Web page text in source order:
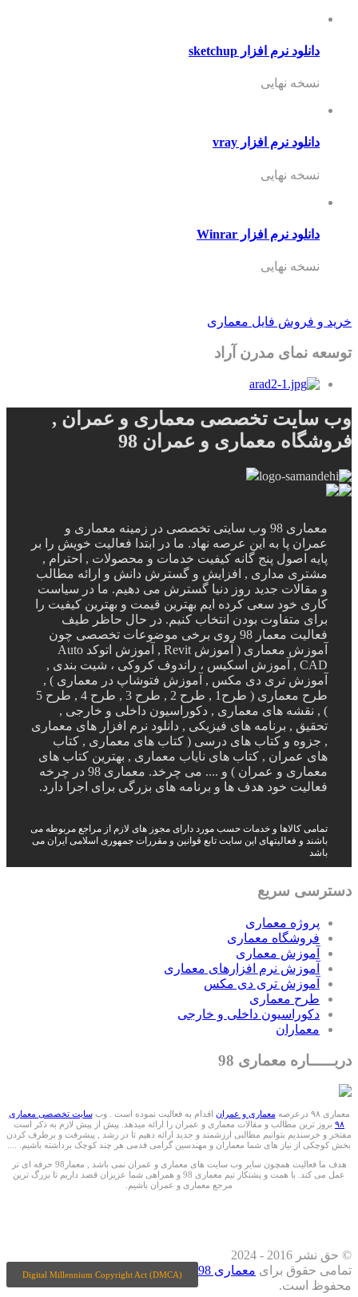
دانلود نرم افزار sketchup
نسخه نهایی
دانلود نرم افزار vray
نسخه نهایی
دانلود نرم افزار Winrar
نسخه نهایی
خرید و فروش فایل معماری
توسعه نمای مدرن آراد
وب سایت تخصصی معماری و عمران ,
فروشگاه معماری و عمران 98
معماری 98 وب سایتی تخصصی در زمینه معماری و
عمران پا به این عرصه نهاد. ما در ابتدا فعالیت خویش را بر
پایه اصول پنج گانه کیفیت خدمات و محصولات , احترام ,
مشتری مداری , افزایش و گسترش دانش و ارائه مطالب
و مقالات جدید روز دنیا گسترش می دهیم. ما در سیاست
کاری خود سعی کرده ایم بهترین قیمت و بهترین کیفیت را
برای متفاوت بودن انتخاب کنیم. در حال حاظر طیف
فعالیت معمار 98 روی برخی موضوعات تخصصی چون
آموزش معماری ( آموزش Revit , آموزش اتوکد Auto
CAD , آموزش اسکیس ، راندوف کروکی ، شیت بندی ,
آموزش تری دی مکس , آموزش فتوشاپ در معماری ) ,
طرح معماری ( طرح1 , طرح 2 , طرح 3 , طرح 4 , طرح 5
) , نقشه های معماری , دکوراسیون داخلی و خارجی ,
تحقیق , برنامه های فیزیکی , دانلود نرم افزار های معماری
, جزوه و کتاب های درسی ( کتاب های معماری , کتاب
های عمران , کتاب های نایاب معماری , بهترین کتاب های
معماری و عمران ) و .... می چرخد. معماری 98 در چرخه
فعالیت خود هدف ها و برنامه های بزرگی برای اجرا دارد.
تمامی کالاها و خدمات حسب مورد دارای مجوز های لازم از مراجع مربوطه می
باشند و فعالیتهای این سایت تابع قوانین و مقررات جمهوری اسلامی ایران می
باشد
دسترسی سریع
پروژه معماری
فروشگاه معماری
آموزش معماری
آموزش نرم افزارهای معماری
آموزش تری دی مکس
طرح معماری
دکوراسیون داخلی و خارجی
معماران
دربـــــاره معماری 98
معماری ۹۸ درعرصه معماری و عمران اقدام به فعالیت نموده است . وبسایت تخصصی معماری
۹۸ بروز ترین مطالب و مقالات معماری و عمران را ارائه میدهد. پیش از پیش لازم به ذکر است
مفتخر و خرسندیم بتوانیم مطالبی ارزشمند و جدید ارائه دهیم تا در رشد , پیشرفت و برطرف کردن
بخش کوچکی از نیاز های شما معماران و مهندسین گرامی قدمی هر چند کوچک برداشته باشیم. ....
هدف ما فعالیت همچون سایر وب سایت های معماری و عمران نمی باشد , معمار98 حرفه ای تر
عمل می کند. با همت و پشتکار تیم معماری 98 و همراهی شما عزیزان قصد داریم تا بزرگ ترین
مرجع معماری و عمران باشیم.
Digital Millennium Copyright Act (DMCA)
© حق نشر 2016 - 2024
تمامی حقوق برای معماری 98
محفوظ است.